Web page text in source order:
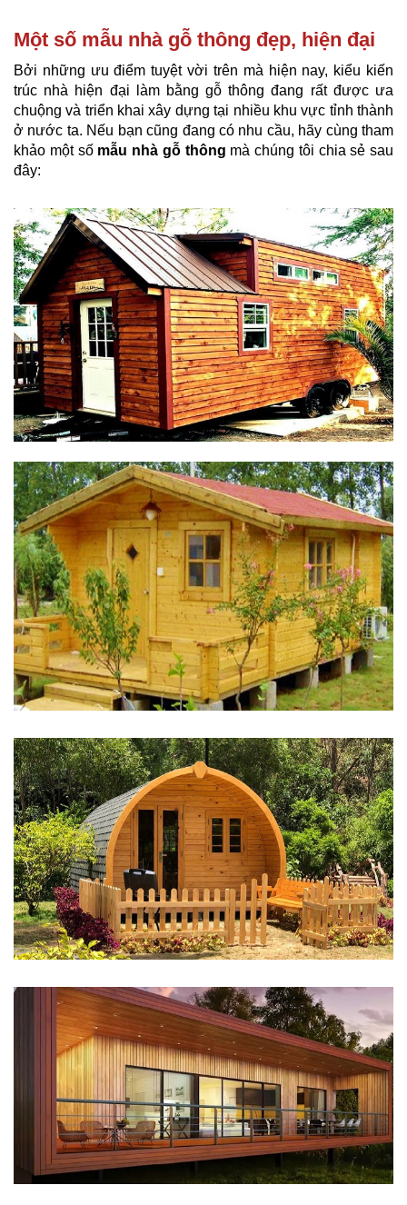
Một số mẫu nhà gỗ thông đẹp, hiện đại
Bởi những ưu điểm tuyệt vời trên mà hiện nay, kiểu kiến
trúc nhà hiện đại làm bằng gỗ thông đang rất được ưa
chuộng và triển khai xây dựng tại nhiều khu vực tỉnh thành
ở nước ta. Nếu bạn cũng đang có nhu cầu, hãy cùng tham
khảo một số mẫu nhà gỗ thông mà chúng tôi chia sẻ sau
đây: